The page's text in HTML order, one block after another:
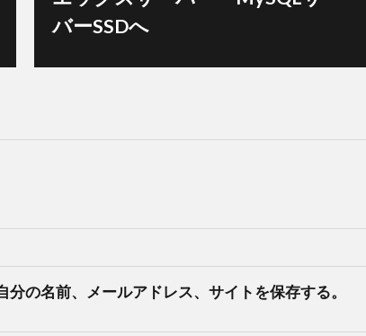
バーSSDへ
の名前、メールアドレス、サイトを保存する。